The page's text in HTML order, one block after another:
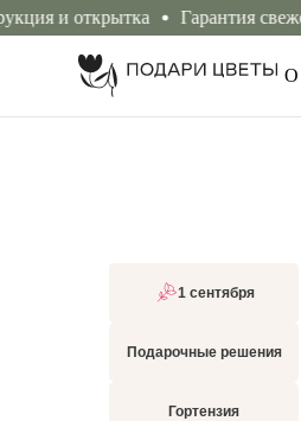
открытка Гарантия свежести 72
О
1 сентября
Подарочные решения
Гортензия